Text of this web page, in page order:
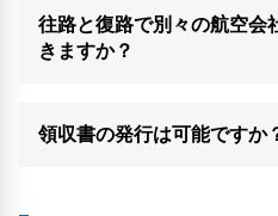
往路と復路で別々の航空会
きますか？
領収書の発行は可能ですか